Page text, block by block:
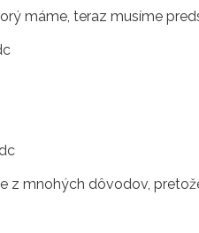
máme, teraz musíme
z mnohých dôvodov,